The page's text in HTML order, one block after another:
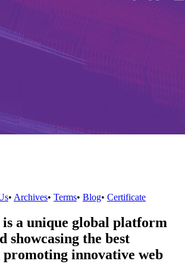
• Archives• Terms• Blog• Certificate
a unique global platform
showcasing the best
promoting innovative web